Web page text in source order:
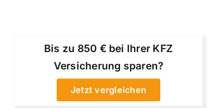
Bis zu 850 € bei Ihrer KFZ
Versicherung sparen?
Jetzt vergleichen